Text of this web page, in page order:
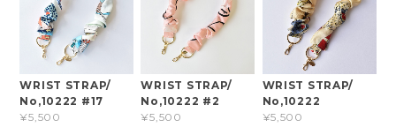
WRIST STRAP/
No,10222 #17
¥5,500
WRIST STRAP/
No,10222 #2
¥5,500
WRIST STRAP/
No,10222
¥5,500